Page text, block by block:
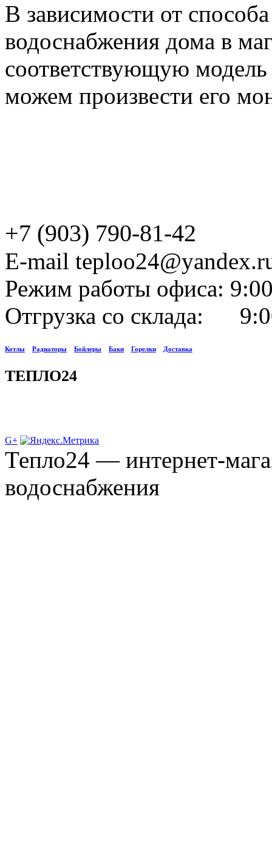
В зависимости от
водоснабжения дома в
соответствующую модель
можем произвести его
+7 (903) 790-81-42
E-mail
Режим работы офиса:
Отгрузка со склада:
Котлы Радиаторы Бойлеры Баки Горелки Доставка
ТЕПЛО24
G+
Тепло24 — интернет-
водоснабжения